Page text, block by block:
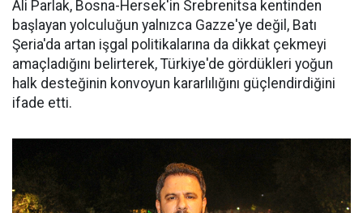
Ali Parlak, Bosna-Hersek'in Srebrenitsa kentinden
başlayan yolculuğun yalnızca Gazze'ye değil, Batı
Şeria'da artan işgal politikalarına da dikkat çekmeyi
amaçladığını belirterek, Türkiye'de gördükleri yoğun
halk desteğinin konvoyun kararlılığını güçlendirdiğini
ifade etti.